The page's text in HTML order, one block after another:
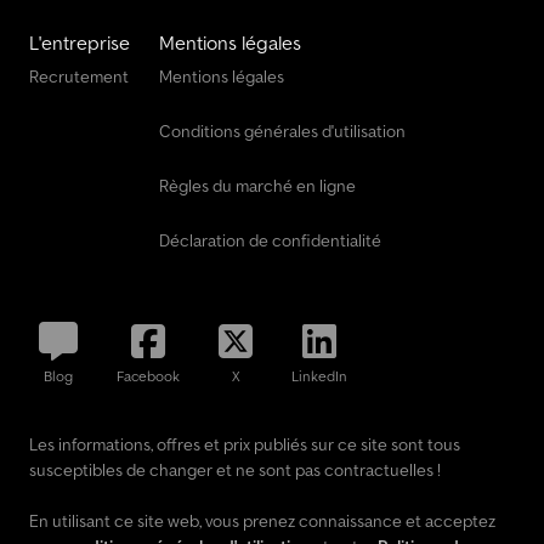
L'entreprise
Recrutement
Mentions légales
Mentions légales
Conditions générales d'utilisation
Règles du marché en ligne
Déclaration de confidentialité
Blog Facebook X LinkedIn
Les informations, offres et prix publiés sur ce site sont tous
susceptibles de changer et ne sont pas contractuelles !
En utilisant ce site web, vous prenez connaissance et acceptez